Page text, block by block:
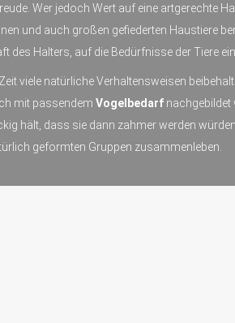
Wer jedoch Wert auf eine artgerechte
und auch großen gefiederten Haustiere
Halters, auf die Bedürfnisse der Tiere
viele natürliche Verhaltensweisen
mit passendem Vogelbedarfnachgebildet
hält, dass sie dann zahmer werden
geformten Gruppen zusammenleben.